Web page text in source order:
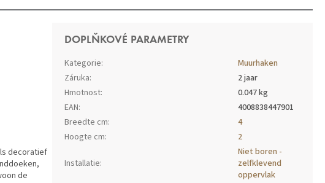
decoratief
de
DOPLŇKOVÉ PARAMETRY
Kategorie:
Muurhaken
Záruka:
2 jaar
Hmotnost:
0.047 kg
EAN:
4008838447901
Breedte cm:
4
Hoogte cm: 2
Installatie:
Niet boren -
zelfklevend
oppervlak